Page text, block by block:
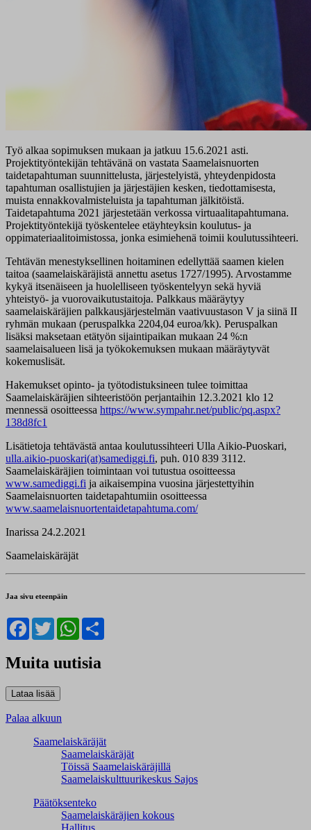
Työ alkaa sopimuksen mukaan ja jatkuu 15.6.2021 asti.
Projektityöntekijän tehtävänä on vastata Saamelaisnuorten
taidetapahtuman suunnittelusta, järjestelyistä, yhteydenpidosta
tapahtuman osallistujien ja järjestäjien kesken, tiedottamisesta,
muista ennakkovalmisteluista ja tapahtuman jälkitöistä.
Taidetapahtuma 2021 järjestetään verkossa virtuaalitapahtumana.
Projektityöntekijä työskentelee etäyhteyksin koulutus- ja
oppimateriaalitoimistossa, jonka esimiehenä toimii koulutussihteeri.
Tehtävän menestyksellinen hoitaminen edellyttää saamen kielen
taitoa (saamelaiskäräjistä annettu asetus 1727/1995). Arvostamme
kykyä itsenäiseen ja huolelliseen työskentelyyn sekä hyviä
yhteistyö- ja vuorovaikutustaitoja. Palkkaus määräytyy
saamelaiskäräjien palkkausjärjestelmän vaativuustason V ja siinä II
ryhmän mukaan (peruspalkka 2204,04 euroa/kk). Peruspalkan
lisäksi maksetaan etätyön sijaintipaikan mukaan 24 %:n
saamelaisalueen lisä ja työkokemuksen mukaan määräytyvät
kokemuslisät.
Hakemukset opinto- ja työtodistuksineen tulee toimittaa
Saamelaiskäräjien sihteeristöön perjantaihin 12.3.2021 klo 12
mennessä osoitteessa https://www.sympahr.net/public/pq.aspx?
138d8fc1
Lisätietoja tehtävästä antaa koulutussihteeri Ulla Aikio-Puoskari,
ulla.aikio-puoskari(at)samediggi.fi, puh. 010 839 3112.
Saamelaiskäräjien toimintaan voi tutustua osoitteessa
www.samediggi.fi ja aikaisempina vuosina järjestettyihin
Saamelaisnuorten taidetapahtumiin osoitteessa
www.saamelaisnuortentaidetapahtuma.com/
Inarissa 24.2.2021
Saamelaiskäräjät
Jaa sivu eteenpäin
Facebook
TwitterWhatsApp
Muita uutisia
Palaa alkuun
Saamelaiskäräjät
Saamelaiskäräjät
Töissä Saamelaiskäräjillä
Saamelaiskulttuuri­keskus Sajos
Päätöksenteko
Saamelaiskäräjien kokous
Hallitus